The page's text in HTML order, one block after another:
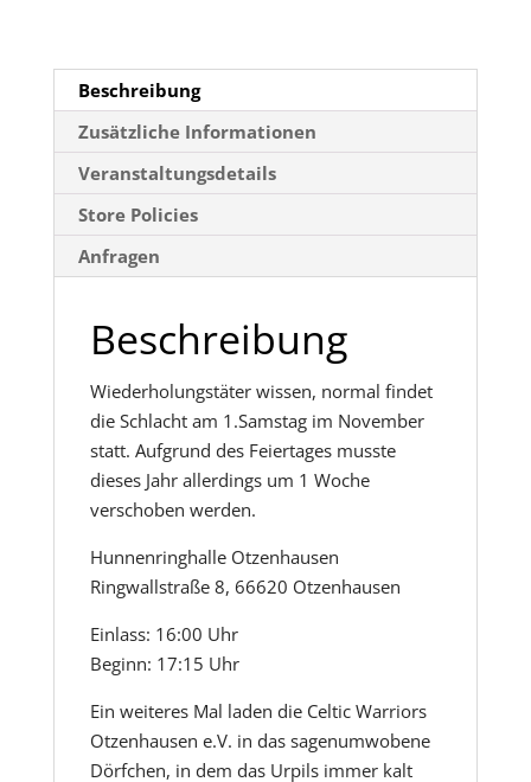
Beschreibung
Zusätzliche Informationen
Veranstaltungsdetails
Store Policies
Anfragen
Beschreibung
Wiederholungstäter wissen, normal findet
die Schlacht am 1.Samstag im November
statt. Aufgrund des Feiertages musste
dieses Jahr allerdings um 1 Woche
verschoben werden.
Hunnenringhalle Otzenhausen
Ringwallstraße 8, 66620 Otzenhausen
Einlass: 16:00 Uhr
Beginn: 17:15 Uhr
Ein weiteres Mal laden die Celtic Warriors
Otzenhausen e.V. in das sagenumwobene
Dörfchen, in dem das Urpils immer kalt